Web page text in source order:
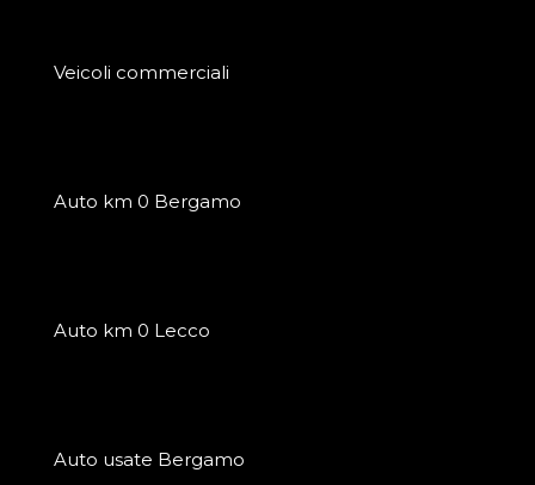
Veicoli commerciali
Auto km 0 Bergamo
Auto km 0 Lecco
Auto usate Bergamo